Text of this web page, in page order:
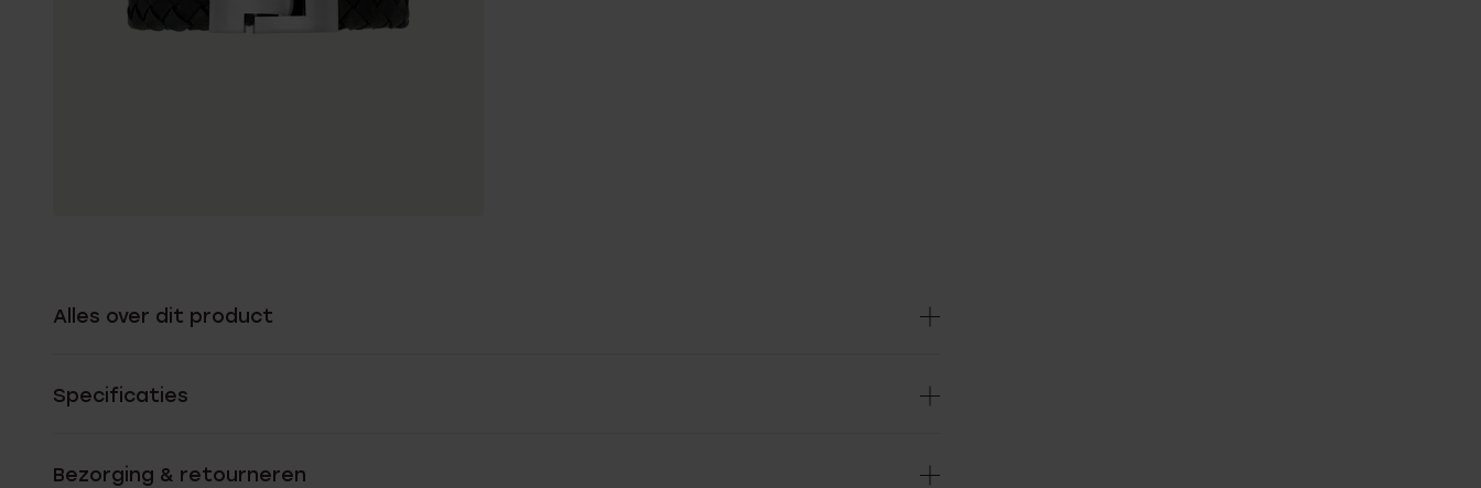
Alles over dit product
Specificaties
Bezorging & retourneren